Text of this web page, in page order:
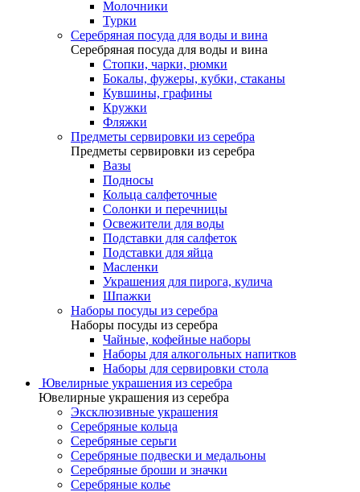
Молочники
Турки
Серебряная посуда для воды и вина
Серебряная посуда для воды и вина
Стопки, чарки, рюмки
Бокалы, фужеры, кубки, стаканы
Кувшины, графины
Кружки
Фляжки
Предметы сервировки из серебра
Предметы сервировки из серебра
Вазы
Подносы
Кольца салфеточные
Солонки и перечницы
Освежители для воды
Подставки для салфеток
Подставки для яйца
Масленки
Украшения для пирога, кулича
Шпажки
Наборы посуды из серебра
Наборы посуды из серебра
Чайные, кофейные наборы
Наборы для алкогольных напитков
Наборы для сервировки стола
Ювелирные украшения из серебра
Ювелирные украшения из серебра
Эксклюзивные украшения
Серебряные кольца
Серебряные серьги
Серебряные подвески и медальоны
Серебряные броши и значки
Серебряные колье